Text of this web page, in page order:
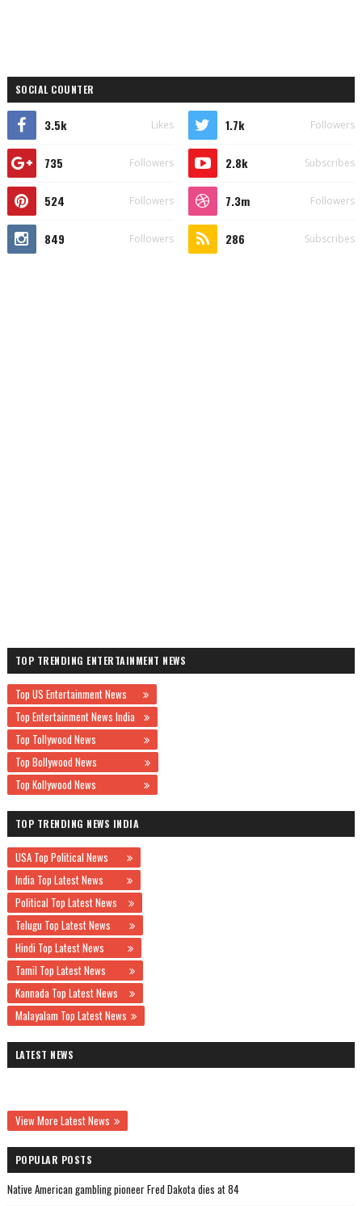
SOCIAL COUNTER
3.5k Likes 1.7k Followers
735 Followers 2.8k Subscribes
524 Followers 7.3m Followers
849 Followers 286 Subscribes
TOP TRENDING ENTERTAINMENT NEWS
Top US Entertainment News
Top Entertainment News India
Top Tollywood News
Top Bollywood News
Top Kollywood News
TOP TRENDING NEWS INDIA
USA Top Political News
India Top Latest News
Political Top Latest News
Telugu Top Latest News
Hindi Top Latest News
Tamil Top Latest News
Kannada Top Latest News
Malayalam Top Latest News
LATEST NEWS
View More Latest News
POPULAR POSTS
Native American gambling pioneer Fred Dakota dies at 84